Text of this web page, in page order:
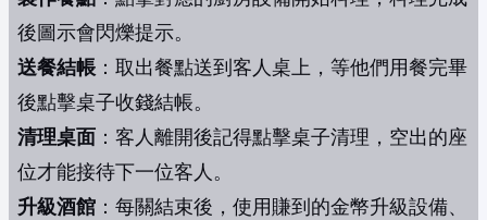
後圖示會閃爍提示。
送餐結帳 ：取出餐點送到客人桌上，等他們用餐完畢
後點擊桌子收錢結帳。
清理桌面 ：客人離開後記得點擊桌子清理，空出的座
位才能接待下一位客人。
升級酒館 ：每關結束後，使用賺到的金幣升級設備、